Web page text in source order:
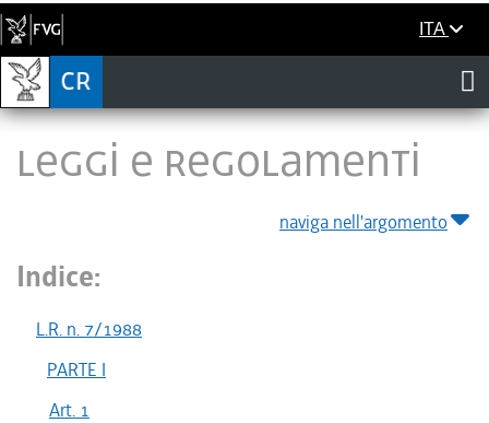
ITA
LEGGI E REGOLAMENTI
naviga nell'argomento
Indice:
L.R. n. 7/1988
PARTE I
Art. 1